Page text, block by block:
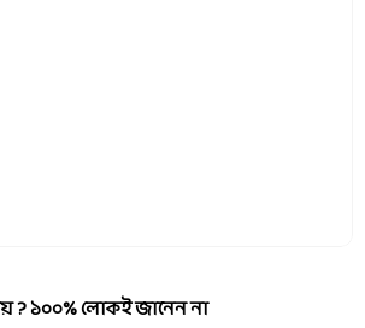
? ১০০% লোকই জানেন না